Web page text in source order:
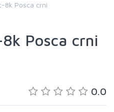
8k Posca crni
Posca crni
0.0